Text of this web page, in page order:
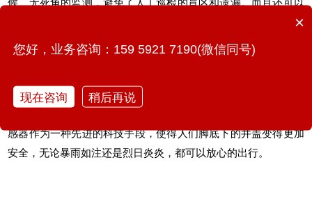
候、无死角的监测，避免了人工巡检的盲区和遗漏。而且还可以
24小时监测井盖的状态，避免了事故发生后的处理不及时而导致
的扩大。最后，智能井盖传感器还可以降低人工巡检的成本和时
随着城市化进程的加速和人们对生活品质要求的提高，对
感器作为一种先进的科技手段，使得人们脚底下的井盖变得更加
安全，无论暴雨如注还是烈日炎炎，都可以放心的出行。
×
您好，业务咨询：159 5921 7190(微信同号)
现在咨询 稍后再说